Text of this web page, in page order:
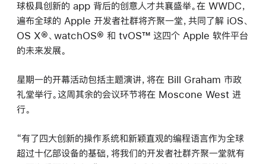
球极具创新的 app 背后的创意人才共襄盛举。在 WWDC，
遍布全球的 Apple 开发者社群将齐聚一堂，共同了解 iOS、
OS X®、watchOS® 和 tvOS™ 这四个 Apple 软件平台
的未来发展。
星期一的开幕活动包括主题演讲，将在 Bill Graham 市政
礼堂举行。这周其余的会议环节将在 Moscone West 进
行。
“有了四大创新的操作系统和新颖直观的编程语言作为全球
超过十亿部设备的基础，将我们的开发者社群齐聚一堂就有